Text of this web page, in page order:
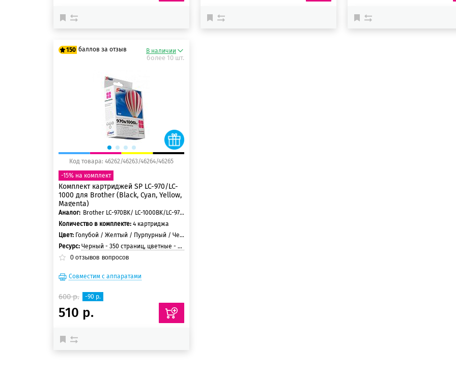
150 баллов за отзыв В наличии
более 10 шт.
Код товара: 46262/46263/46264/46265
-15% на комплект
Комплект картриджей SP LC-970/LC-
1000 для Brother (Black, Cyan, Yellow,
Magenta)
Аналог:
Brother LC-970BK/ LC-1000BK/LC-970C/ LC-1000C/LC-970M/LC-1000M/LC-970Y/LC-1000Y
Количество в комплекте: 4 картриджа
Цвет: Голубой / Желтый / Пурпурный / Черный
Ресурс: Черный - 350 страниц, цветные - 300 страниц
0 отзывов вопросов
Совместим с аппаратами
600 р. -90 р.
510 р.